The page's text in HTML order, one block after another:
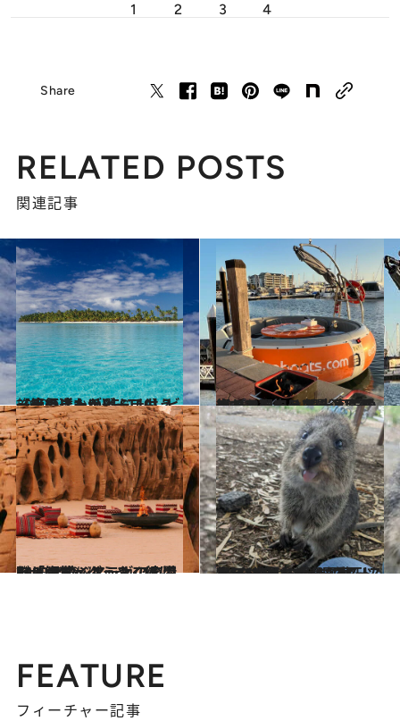
1 2 3 4
Share
RELATED POSTS
関連記事
2020.5.2
【絶景ビーチBEST10】ビーチの達人が選ぶ、もう一度行きたいビーチは？
旅＆お出かけ 2023.12.16
オーストラリア最注目の街マンジュラ 観光客に愛される理由とは？ 人気のバーベキューボートに乗ってみた！
旅＆お出かけ
2023.12.2
ビザ解禁、ようやく行けた！ サウジアラビアの港町「ジェッダ」ここは、1400年続くメッカの玄関口
旅＆お出かけ 2023.11.18
人口166人の島に1万匹以上!? “世界一幸せな動物”クオッカの楽園 オーストラリア【ロットネスト島】
旅＆お出かけ
FEATURE
フィーチャー記事